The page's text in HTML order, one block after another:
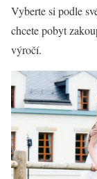
Vyberte si podle
chcete pobyt
výročí.